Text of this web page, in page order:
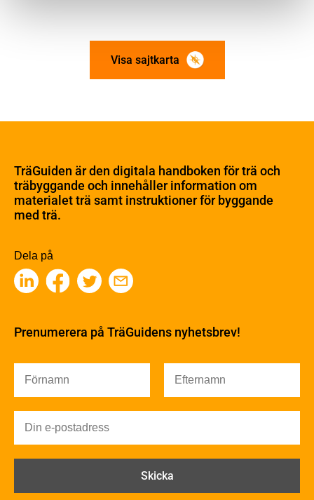
Visa sajtkarta
Skogsbruk
Barrträdets uppbyggnad
Träets egenskaper och kvalitet
Träbaserade produkter
Kemisk behandling
Fakta om Limträ
Värmeisolering och lufttäthet
Ljud
Brandsäkerhet
Brandsäkerhet
Brandförlopp i byggnader
Brandklasser för material och konstruktioner
Träkonstruktioners brandmotstånd
TräGuiden är den digitala handboken för trä och
träbyggande och innehåller information om
materialet trä samt instruktioner för byggande
med trä.
Dela på
Prenumerera på TräGuidens nyhetsbrev!